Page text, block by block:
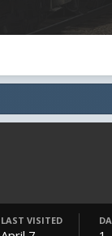
LAST VISITED